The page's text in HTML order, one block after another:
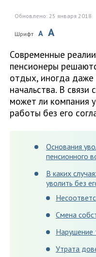
Обновлено: 25 января 2018
Шрифт A A
Современные
пенсионеры
отдых, иногда даже
начальства. В связи
может ли компания
работы без его
Основания
пенсионного
В каких
уволить без
Смена
Нарушение
Утрата